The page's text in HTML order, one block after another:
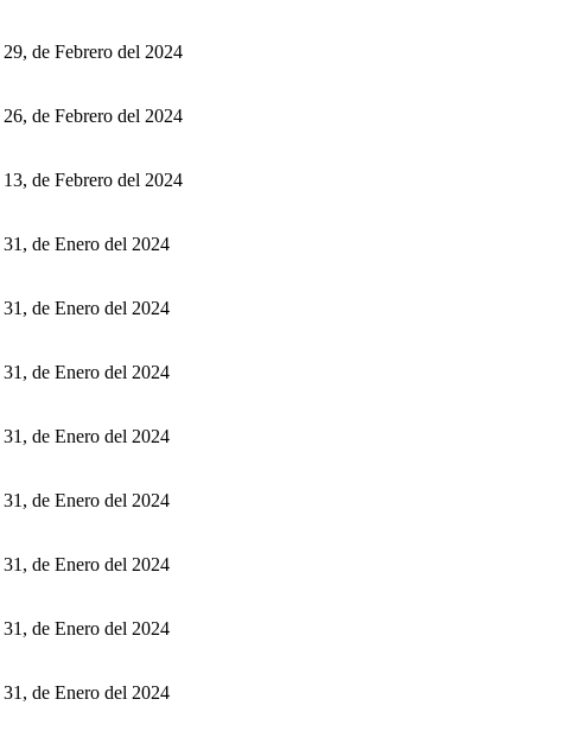
29, de Febrero del 2024
26, de Febrero del 2024
13, de Febrero del 2024
31, de Enero del 2024
31, de Enero del 2024
31, de Enero del 2024
31, de Enero del 2024
31, de Enero del 2024
31, de Enero del 2024
31, de Enero del 2024
31, de Enero del 2024